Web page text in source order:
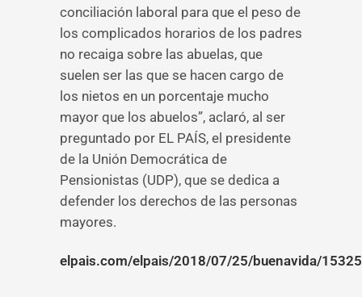
conciliación laboral para que el peso de
los complicados horarios de los padres
no recaiga sobre las abuelas, que
suelen ser las que se hacen cargo de
los nietos en un porcentaje mucho
mayor que los abuelos”, aclaró, al ser
preguntado por EL PAÍS, el presidente
de la Unión Democrática de
Pensionistas (UDP), que se dedica a
defender los derechos de las personas
mayores.
elpais.com/elpais/2018/07/25/buenavida/